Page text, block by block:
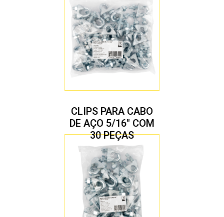
CLIPS PARA CABO
DE AÇO 5/16″ COM
30 PEÇAS